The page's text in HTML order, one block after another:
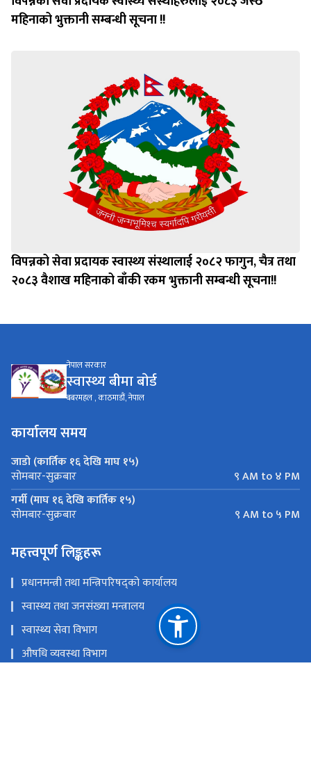
महिनाको भुक्तानी सम्बन्धी सूचना !!
विपन्नको सेवा प्रदायक स्वास्थ्य संस्थालाई २०८२ फागुन, चैत्र तथा
२०८३ वैशाख महिनाको बाँकी रकम भुक्तानी सम्बन्धी सूचना!!
नेपाल सरकार
स्वास्थ्य बीमा बाेर्ड
बबरमहल , काठमाडौं, नेपाल
कार्यालय समय
जाडो (कार्तिक १६ देखि माघ १५)
सोमबार-सुक्रबार
९ AM to ४ PM
गर्मी (माघ १६ देखि कार्तिक १५)
सोमबार-सुक्रबार ९ AM to ५ PM
महत्त्वपूर्ण लिङ्कहरू
प्रधानमन्त्री तथा मन्त्रिपरिषद्को कार्यालय
स्वास्थ्य तथा जनसंख्या मन्त्रालय
स्वास्थ्य सेवा विभाग
औषधि व्यवस्था विभाग